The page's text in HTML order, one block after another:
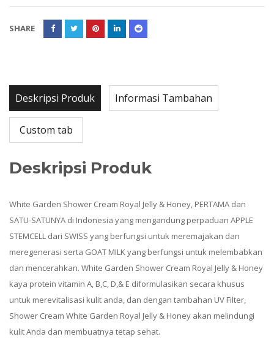
SHARE
Deskripsi Produk Informasi Tambahan
Custom tab
Deskripsi Produk
White Garden Shower Cream Royal Jelly & Honey, PERTAMA dan
SATU-SATUNYA di Indonesia yang mengandung perpaduan APPLE
STEMCELL dari SWISS yang berfungsi untuk meremajakan dan
meregenerasi serta GOAT MILK yang berfungsi untuk melembabkan
dan mencerahkan. White Garden Shower Cream Royal Jelly & Honey
kaya protein vitamin A, B,C, D,& E diformulasikan secara khusus
untuk merevitalisasi kulit anda, dan dengan tambahan UV Filter,
Shower Cream White Garden Royal Jelly & Honey akan melindungi
kulit Anda dan membuatnya tetap sehat.